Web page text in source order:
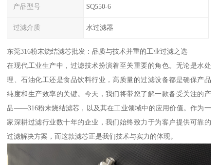
产品型号 SQ550-6
过滤介质 水过滤器
东莞316粉末烧结滤芯批发：品质与技术并重的工业过滤之选
在现代工业生产中，过滤技术扮演着至关重要的角色。无论是水处
理、石油化工还是食品饮料行业，高质量的过滤设备都是确保产品
纯度和生产效率的关键。今天，我们将带您了解一款备受关注的产
品——316粉末烧结滤芯，以及其在工业领域中的应用价值。作为一
家深耕过滤行业数十年的企业，我们始终致力于为客户提供可靠的
过滤解决方案，而这款滤芯正是我们技术与实力的体现。